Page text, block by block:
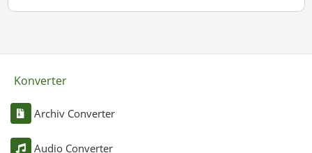
Konverter
Archiv Converter
Audio Converter